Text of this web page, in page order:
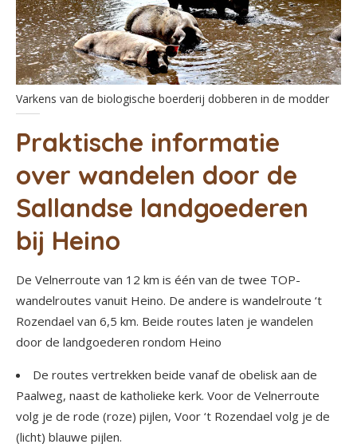
Varkens van de biologische boerderij dobberen in de modder
Praktische informatie
over wandelen door de
Sallandse landgoederen
bij Heino
De Velnerroute van 12 km is één van de twee TOP-
wandelroutes vanuit Heino. De andere is wandelroute ‘t
Rozendael van 6,5 km. Beide routes laten je wandelen
door de landgoederen rondom Heino
De routes vertrekken beide vanaf de obelisk aan de
Paalweg, naast de katholieke kerk. Voor de Velnerroute
volg je de rode (roze) pijlen, Voor ‘t Rozendael volg je de
(licht) blauwe pijlen.